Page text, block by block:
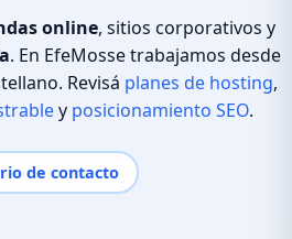
online, sitios corporativos y
. En EfeMosse trabajamos desde
Revisá planes de hosting,
y posicionamiento SEO.
de contacto